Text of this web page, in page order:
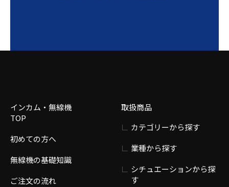
インカム・無線機
TOP
初めての方へ
無線機の基礎知識
ご注文の流れ
取扱商品
カテゴリーから探す
業種から探す
シチュエーションから探
す